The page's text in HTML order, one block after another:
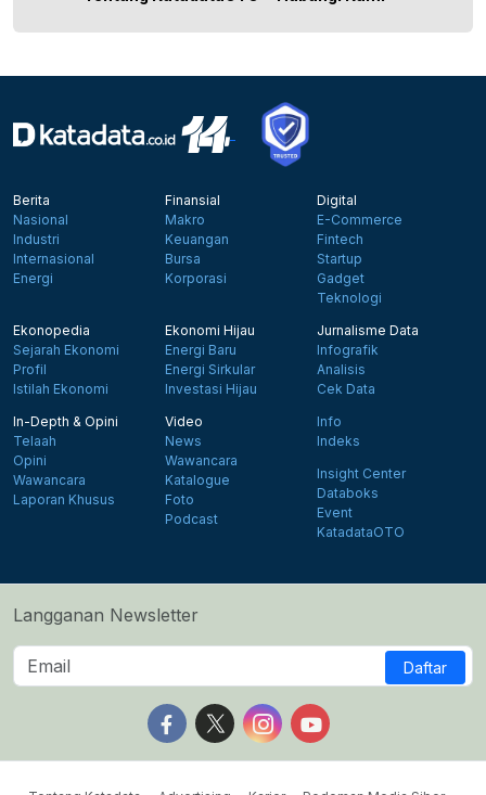
Berita
Nasional
Industri
Internasional
Energi
Finansial
Makro
Keuangan
Bursa
Korporasi
Digital
E-Commerce
Fintech
Startup
Gadget
Teknologi
Ekonopedia
Sejarah Ekonomi
Profil
Istilah Ekonomi
Ekonomi Hijau
Energi Baru
Energi Sirkular
Investasi Hijau
Jurnalisme Data
Infografik
Analisis
Cek Data
In-Depth & Opini
Telaah
Opini
Wawancara
Laporan Khusus
Video
News
Wawancara
Katalogue
Foto
Podcast
Info
Indeks
Insight Center
Databoks
Event
KatadataOTO
Langganan Newsletter
Daftar
Follow us on Facebook
Follow us on X
Follow us on Instagram
Follow us on